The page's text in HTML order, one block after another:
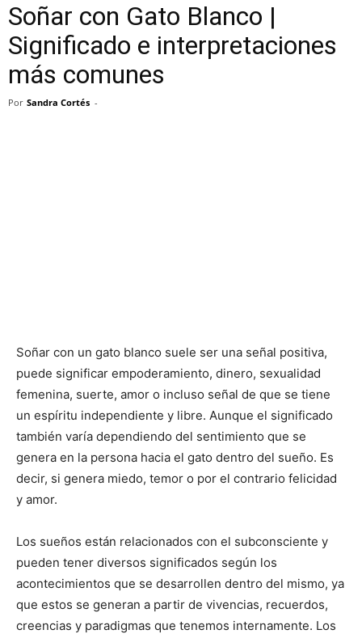
Soñar con Gato Blanco |
Significado e interpretaciones
más comunes
Por Sandra Cortés -
Soñar con un gato blanco suele ser una señal positiva,
puede significar empoderamiento, dinero, sexualidad
femenina, suerte, amor o incluso señal de que se tiene
un espíritu independiente y libre. Aunque el significado
también varía dependiendo del sentimiento que se
genera en la persona hacia el gato dentro del sueño. Es
decir, si genera miedo, temor o por el contrario felicidad
y amor.
Los sueños están relacionados con el subconsciente y
pueden tener diversos significados según los
acontecimientos que se desarrollen dentro del mismo, ya
que estos se generan a partir de vivencias, recuerdos,
creencias y paradigmas que tenemos internamente. Los